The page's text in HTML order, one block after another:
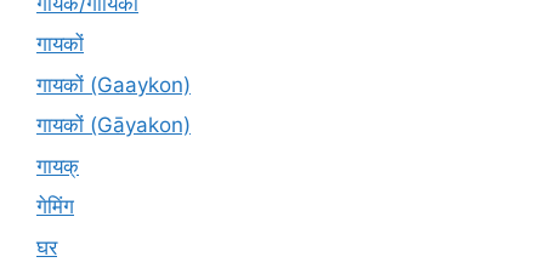
गायकों
गायकों (Gaaykon)
गायकों (Gāyakon)
गायक्
गेमिंग
घर